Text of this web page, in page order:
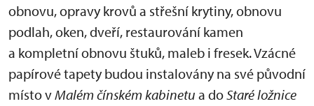
obnovu, opravy krovů a střešní krytiny, obnovu
podlah, oken, dveří, restaurování kamen
a kompletní obnovu štuků, maleb i fresek. Vzácné
papírové tapety budou instalovány na své původní
místo vMalém čínském kabinetu a doStaré ložnice